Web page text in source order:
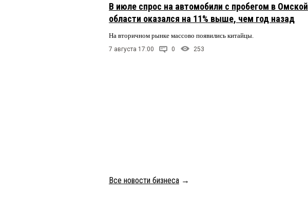
В июле спрос на автомобили с пробегом в Омской
области оказался на 11% выше, чем год назад
На вторичном рынке массово появились китайцы.
7 августа 17:00 0 253
Все новости бизнеса →